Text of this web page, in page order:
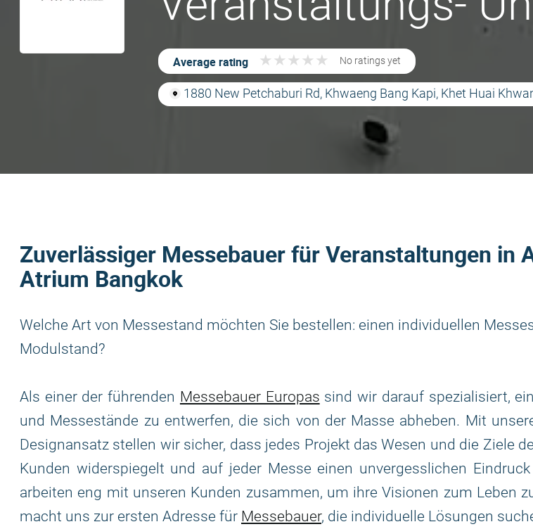
Average rating ★ ★ ★ ★ ★
★ ★ ★ ★ ★ No ratings yet
1880 New Petchaburi Rd, Khwaeng Bang Kapi, Khet Huai
Zuverlässiger Messebauer für Veranstaltungen in
Atrium Bangkok
Welche Art von Messestand möchten Sie bestellen: einen individuellen
Modulstand?
Als einer der führenden Messebauer Europas sind wir darauf spezialisiert,
und Messestände zu entwerfen, die sich von der Masse abheben. Mit
Designansatz stellen wir sicher, dass jedes Projekt das Wesen und die Ziele
Kunden widerspiegelt und auf jeder Messe einen unvergesslichen
arbeiten eng mit unseren Kunden zusammen, um ihre Visionen zum Leben
macht uns zur ersten Adresse für Messebauer, die individuelle Lösungen